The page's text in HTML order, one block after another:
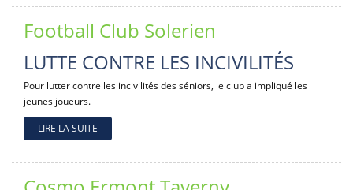
Football Club Solerien
LUTTE CONTRE LES INCIVILITÉS
Pour lutter contre les incivilités des séniors, le club a impliqué les
jeunes joueurs.
LIRE LA SUITE